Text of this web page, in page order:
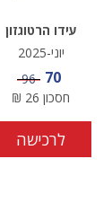
עידו הרטוגזון
יוני-2025
מחיר מבצע
70 מחיר
96
חסכון 26
₪
לרכישה